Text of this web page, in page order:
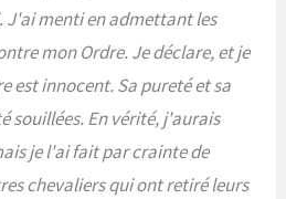
J'ai menti en admettant les
mon Ordre. Je déclare, et je
est innocent. Sa pureté et sa
souillées. En vérité, j'aurais
je l'ai fait par crainte de
chevaliers qui ont retiré leurs